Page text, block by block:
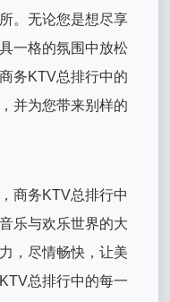
。无论您是想尽享
一格的氛围中放松
务KTV总排行中的
并为您带来别样的
商务KTV总排行中
乐与欢乐世界的大
，尽情畅快，让美
总排行中的每一